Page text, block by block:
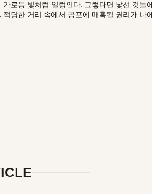
로등 빛처럼 일렁인다. 그렇다면 낯선 것들에
당한 거리 속에서 공포에 매혹될 권리가 나에